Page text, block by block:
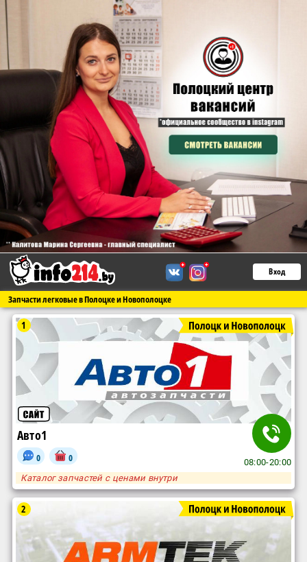
Вход
Запчасти легковые в Полоцке и Новополоцке
1
Авто1
0 0
08:00-20:00
Каталог запчастей с ценами внутри
2